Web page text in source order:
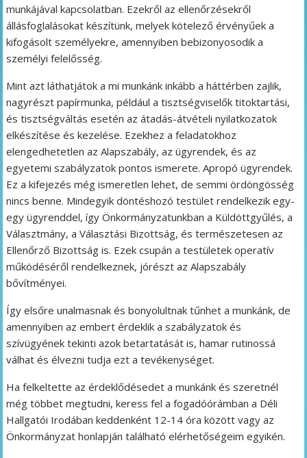
munkájával kapcsolatban. Ezekről az ellenőrzésekről
állásfoglalásokat készítünk, melyek kötelező érvényűek a
kifogásolt személyekre, amennyiben bebizonyosodik a
személyi felelősség.
Mint azt láthatjátok a mi munkánk inkább a háttérben zajlik,
nagyrészt papírmunka, például a tisztségviselők titoktartási,
és tisztségváltás esetén az átadás-átvételi nyilatkozatok
elkészítése és kezelése. Ezekhez a feladatokhoz
elengedhetetlen az Alapszabály, az ügyrendek, és az
egyetemi szabályzatok pontos ismerete. Apropó ügyrendek.
Ez a kifejezés még ismeretlen lehet, de semmi ördöngösség
nincs benne. Mindegyik döntéshozó testület rendelkezik egy-
egy ügyrenddel, így Önkormányzatunkban a Küldöttgyűlés, a
Választmány, a Választási Bizottság, és természetesen az
Ellenőrző Bizottság is. Ezek csupán a testületek operatív
működéséről rendelkeznek, jórészt az Alapszabály
bővítményei.
Így elsőre unalmasnak és bonyolultnak tűnhet a munkánk, de
amennyiben az embert érdeklik a szabályzatok és
szívügyének tekinti azok betartatását is, hamar rutinossá
válhat és élvezni tudja ezt a tevékenységet.
Ha felkeltette az érdeklődésedet a munkánk és szeretnél
még többet megtudni, keress fel a fogadóórámban a Déli
Hallgatói Irodában keddenként 12-14 óra között vagy az
Önkormányzat honlapján található elérhetőségeim egyikén.